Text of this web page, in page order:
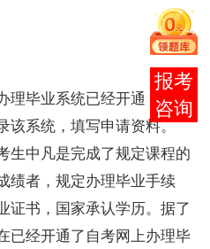
毕业系统已经开通，2006
该系统，填写申请资料。
中凡是完成了规定课程的
绩者，规定办理毕业手续
证书，国家承认学历。据了
已经开通了自考网上办理毕
在线
客服